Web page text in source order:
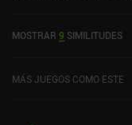
en la App Store de iOS.
MOSTRAR 9 SIMILITUDES
MÁS JUEGOS COMO ESTE